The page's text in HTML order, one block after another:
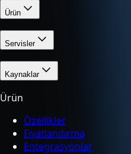
Ürün
Servisler
Kaynaklar
Ürün
Özellikler
Fiyatlandırma
Entegrasyonlar